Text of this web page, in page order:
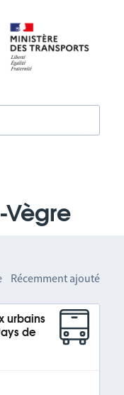
Vègre
Récemment ajouté
urbains
de